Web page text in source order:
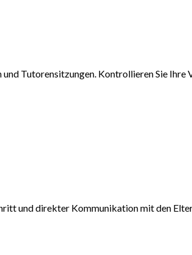
Tutorensitzungen. Kontrollieren Sie
und direkter Kommunikation mit den